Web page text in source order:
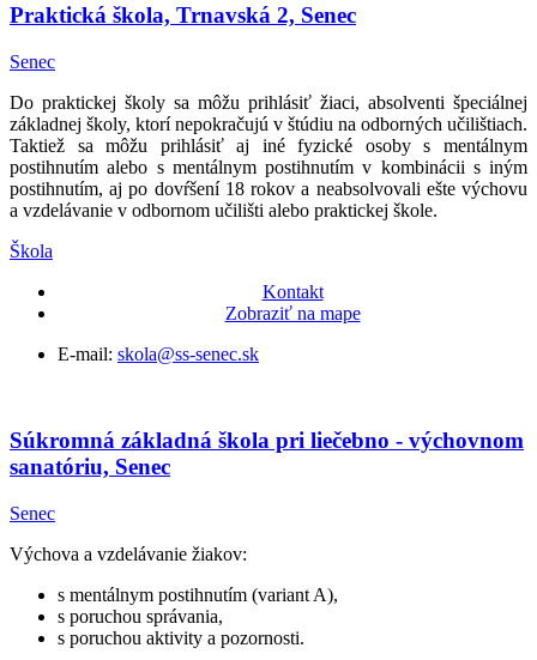
Praktická škola, Trnavská 2, Senec
Senec
Do praktickej školy sa môžu prihlásiť žiaci, absolventi špeciálnej
základnej školy, ktorí nepokračujú v štúdiu na odborných učilištiach.
Taktiež sa môžu prihlásiť aj iné fyzické osoby s mentálnym
postihnutím alebo s mentálnym postihnutím v kombinácii s iným
postihnutím, aj po dovŕšení 18 rokov a neabsolvovali ešte výchovu
a vzdelávanie v odbornom učilišti alebo praktickej škole.
Škola
Kontakt
Zobraziť na mape
E-mail: skola@ss-senec.sk
Súkromná základná škola pri liečebno - výchovnom
sanatóriu, Senec
Senec
Výchova a vzdelávanie žiakov:
s mentálnym postihnutím (variant A),
s poruchou správania,
s poruchou aktivity a pozornosti.